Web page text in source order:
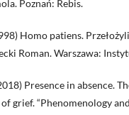
Poznań: Rebis.
Homo patiens.
Roman. Warszawa:
Presence in absence.
grief. “Phenomenology